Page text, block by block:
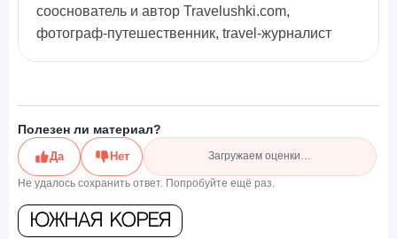
сооснователь и автор Travelushki.com,
фотограф-путешественник, travel-журналист
Полезен ли материал?
Да Нет Загружаем оценки…
Не удалось сохранить ответ. Попробуйте ещё раз.
Южная Корея